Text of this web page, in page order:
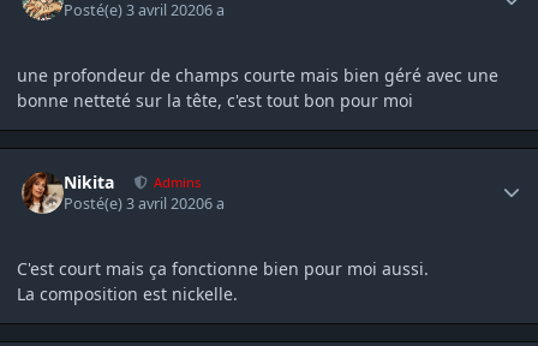
Posté(e)3 avril 20206 a
une profondeur de champs courte mais bien géré avec une
bonne netteté sur la tête, c'est tout bon pour moi
Nikita Admins
Posté(e)3 avril 20206 a
C'est court mais ça fonctionne bien pour moi aussi.
La composition est nickelle.